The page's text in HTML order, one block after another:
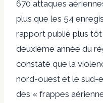
670 attaques
plus que les 54
rapport publié plus
deuxième année du
constaté que la
nord-ouest et le sud-
des « frappes